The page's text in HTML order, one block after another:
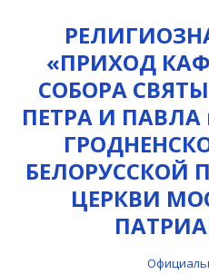
«ПРИХОД
СОБОРА
ПЕТРА И
БЕЛОРУССКОЙ
ЦЕРКВИ